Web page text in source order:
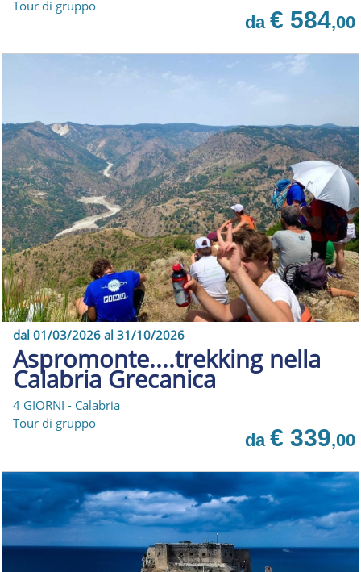
Tour di gruppo
da € 584,00
dal 01/03/2026 al 31/10/2026
Aspromonte....trekking nella
Calabria Grecanica
4 GIORNI - Calabria
Tour di gruppo
da € 339,00